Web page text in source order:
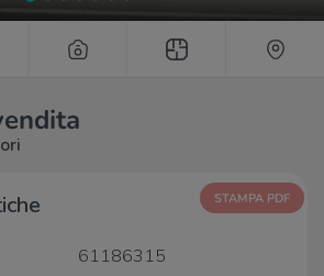
STAMPA PDF
61186315